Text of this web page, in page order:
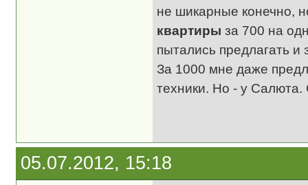
не шикарные конечно,
квартиры за 700 на
пытались предлагать и
За 1000 мне даже
техники. Но - у Салюта.
05.07.2012, 15:18